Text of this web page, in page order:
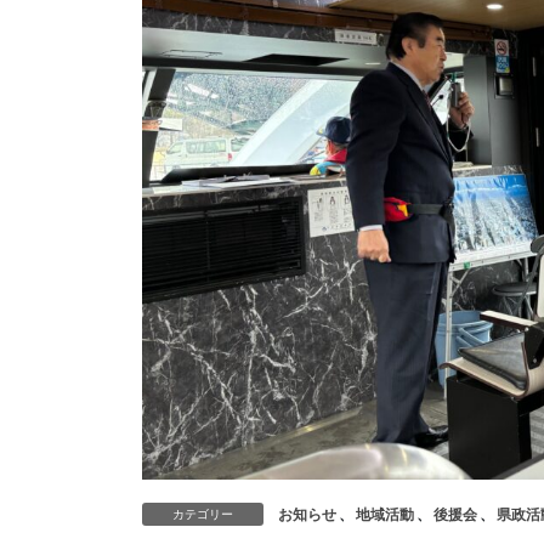
カテゴリー お知らせ、 地域活動、 後援会、 県政活